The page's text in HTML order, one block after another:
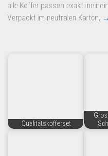
alle Koffer passen exakt
Verpackt im neutralen Karton,
Qualitätskofferset